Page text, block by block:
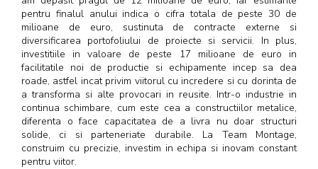
pentru finalul anului indica o cifra totala de peste 30 de
milioane de euro, sustinuta de contracte externe si
diversificarea portofoliului de proiecte si servicii. In plus,
investitiile in valoare de peste 17 milioane de euro in
facilitatile noi de productie si echipamente incep sa dea
roade, astfel incat privim viitorul cu incredere si cu dorinta de
a transforma si alte provocari in reusite. Intr-o industrie in
continua schimbare, cum este cea a constructiilor metalice,
diferenta o face capacitatea de a livra nu doar structuri
solide, ci si parteneriate durabile. La Team Montage,
construim cu precizie, investim in echipa si inovam constant
pentru viitor.